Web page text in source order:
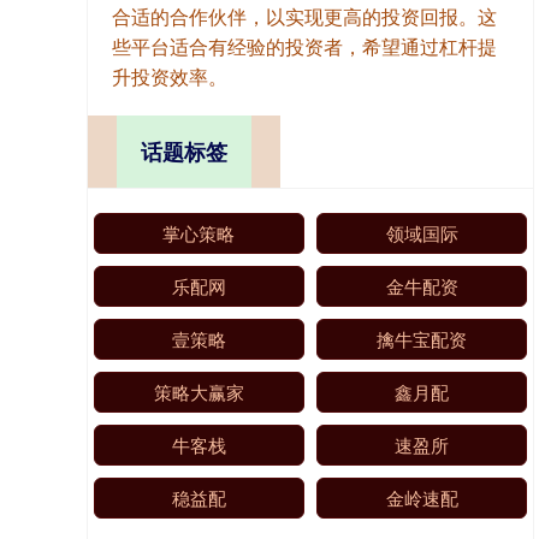
合适的合作伙伴，以实现更高的投资回报。这
些平台适合有经验的投资者，希望通过杠杆提
升投资效率。
话题标签
掌心策略 领域国际
乐配网 金牛配资
壹策略 擒牛宝配资
策略大赢家 鑫月配
牛客栈 速盈所
稳益配 金岭速配